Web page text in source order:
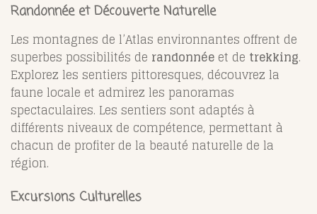
Randonnée et Découverte Naturelle
Les montagnes de l’Atlas environnantes offrent de
superbes possibilités de randonnée et de trekking.
Explorez les sentiers pittoresques, découvrez la
faune locale et admirez les panoramas
spectaculaires. Les sentiers sont adaptés à
différents niveaux de compétence, permettant à
chacun de profiter de la beauté naturelle de la
région.
Excursions Culturelles